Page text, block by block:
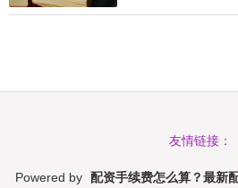
友情链接：
Powered by 配资手续费怎么算？最新